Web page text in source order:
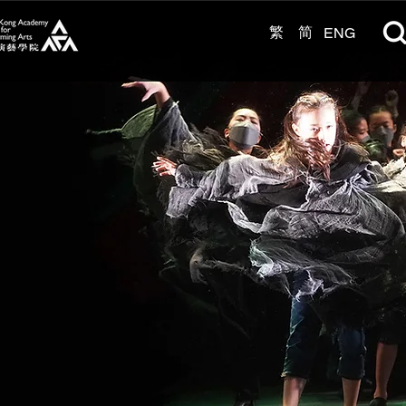
繁 简 ENG